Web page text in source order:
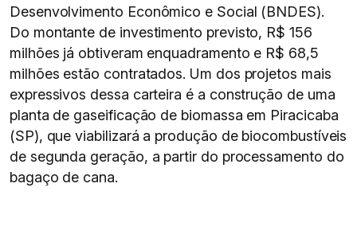
Desenvolvimento Econômico e Social (BNDES).
Do montante de investimento previsto, R$ 156
milhões já obtiveram enquadramento e R$ 68,5
milhões estão contratados. Um dos projetos mais
expressivos dessa carteira é a construção de uma
planta de gaseificação de biomassa em Piracicaba
(SP), que viabilizará a produção de biocombustíveis
de segunda geração, a partir do processamento do
bagaço de cana.